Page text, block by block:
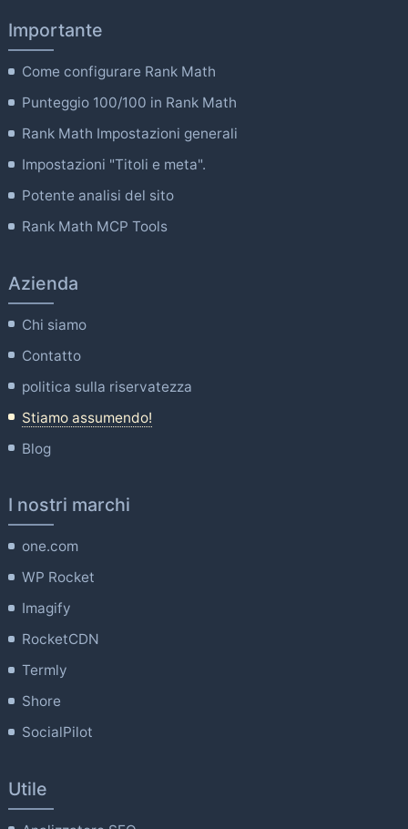
Importante
Come configurare Rank Math
Punteggio 100/100 in Rank Math
Rank Math Impostazioni generali
Impostazioni "Titoli e meta".
Potente analisi del sito
Rank Math MCP Tools
Azienda
Chi siamo
Contatto
politica sulla riservatezza
Stiamo assumendo!
Blog
I nostri marchi
one.com
WP Rocket
Imagify
RocketCDN
Termly
Shore
SocialPilot
Utile